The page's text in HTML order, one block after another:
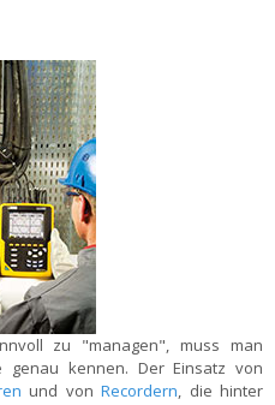
zu "managen", muss man
genau kennen. Der Einsatz von
und vonRecordern, die hinter